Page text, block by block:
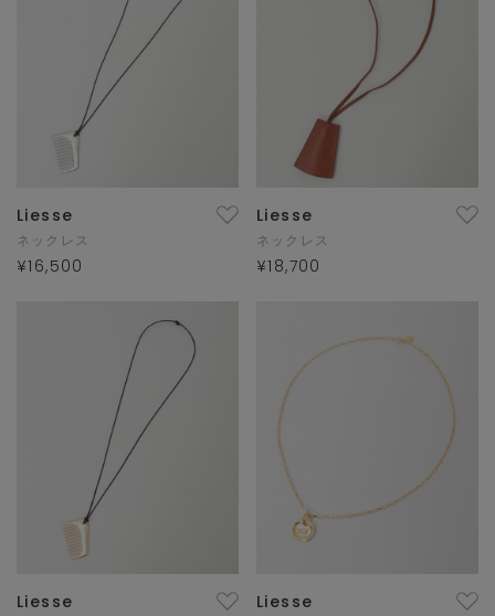
Liesse
ネックレス
¥16,500
Liesse
ネックレス
¥18,700
Liesse Liesse